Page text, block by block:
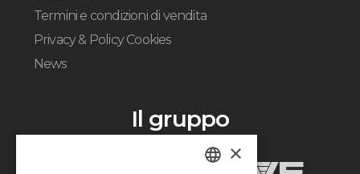
Termini e condizioni di vendita
Privacy & Policy Cookies
News
Il gruppo
×